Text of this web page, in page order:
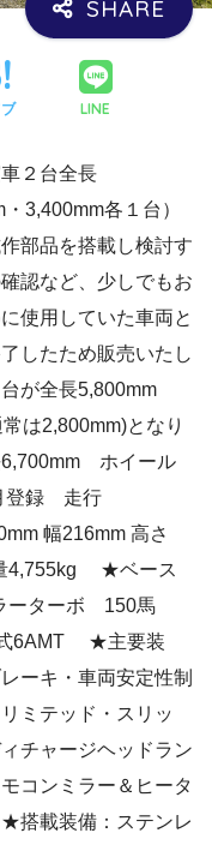
LINE
２台全長
3,400mm各１台）
部品を搭載し検討す
認など、少しでもお
使用していた車両と
したため販売いたし
台が全長5,800mm
は2,800mm)となり
6,700mm ホイール
登録 走行
幅216mm 高さ
4,755kg ★ベース
ーターボ 150馬
6AMT ★主要装
ーキ・車両安定性制
ミテッド・スリッ
チャージヘッドラン
コンミラー＆ヒータ
搭載装備：ステンレ